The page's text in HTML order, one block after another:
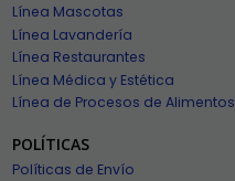
Línea Mascotas
Línea Lavandería
Línea Restaurantes
Línea Médica y Estética
Línea de Procesos de Alimentos
POLÍTICAS
Políticas de Envío